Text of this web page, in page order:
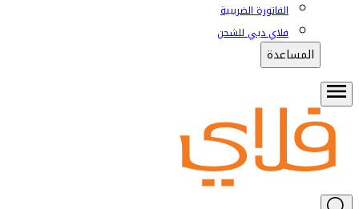
الفاتورة الضريبية
فلاي دبي للشحن
المساعدة